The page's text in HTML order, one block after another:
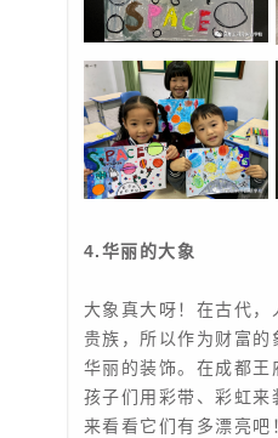
4.华丽的大象
大象真大呀！在古代
贵族，所以作为财富
华丽的装饰。在成都王
孩子们用彩带、彩虹
来看看它们有多漂亮吧